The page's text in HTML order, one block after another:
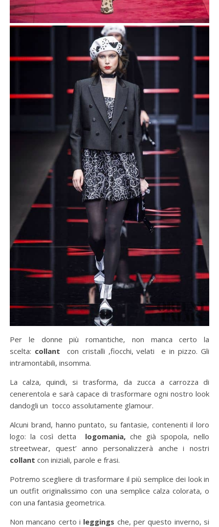
Per le donne più romantiche, non manca certo la
scelta: collant
con cristalli ,fiocchi, velati e in pizzo. Gli
intramontabili, insomma.
La calza, quindi, si trasforma, da zucca a carrozza di
cenerentola e sarà capace di trasformare ogni nostro look
dandogli un tocco assolutamente glamour.
Alcuni brand, hanno puntato, su fantasie, contenenti il loro
logo: la così detta logomania, che già spopola, nello
streetwear, quest’ anno personalizzerà anche i nostri
collant con iniziali, parole e frasi.
Potremo scegliere di trasformare il più semplice dei look in
un outfit originalissimo con una semplice calza colorata, o
con una fantasia geometrica.
Non mancano certo i leggings che, per questo inverno, si